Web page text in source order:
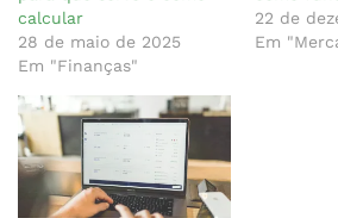
calcular
28 de maio de 2025
Em "Finanças"
22 de
Em